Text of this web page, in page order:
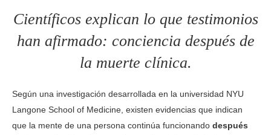
Científicos explican lo que testimonios
han afirmado: conciencia después de
la muerte clínica.
Según una investigación desarrollada en la universidad NYU
Langone School of Medicine, existen evidencias que indican
que la mente de una persona continúa funcionando después